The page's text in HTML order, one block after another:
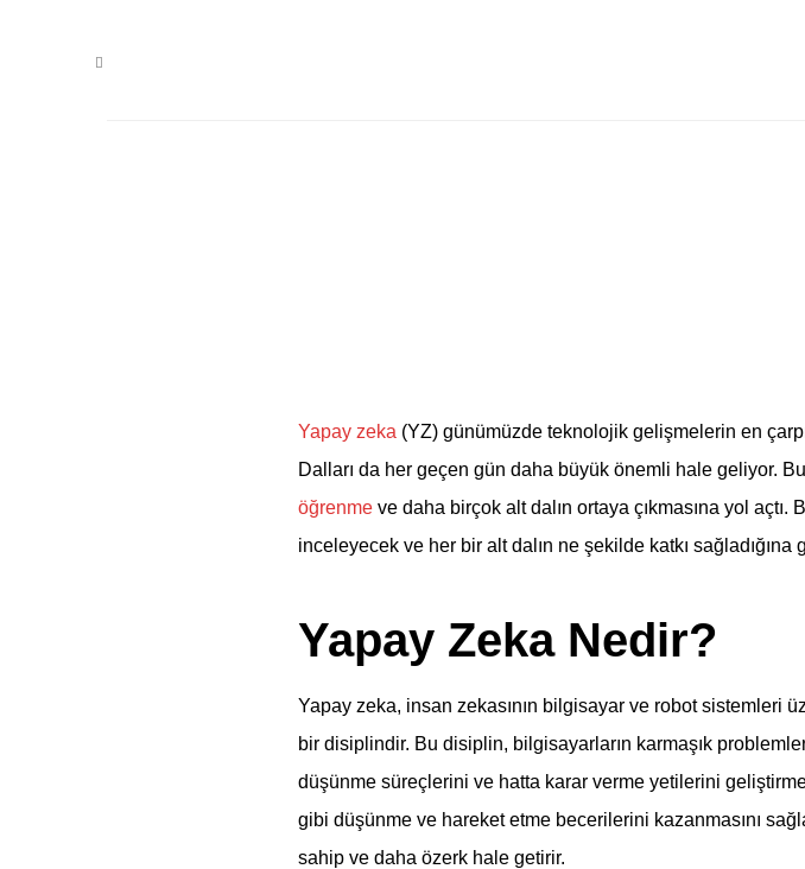
Yapay zeka (YZ) günümüzde teknolojik gelişmelerin en
Dalları da her geçen gün daha büyük önemli hale geliyor.
öğrenme ve daha birçok alt dalın ortaya çıkmasına yol açtı.
inceleyecek ve her bir alt dalın ne şekilde katkı sağladığına
Yapay Zeka Nedir?
Yapay zeka, insan zekasının bilgisayar ve robot sistemleri
bir disiplindir. Bu disiplin, bilgisayarların karmaşık
düşünme süreçlerini ve hatta karar verme yetilerini
gibi düşünme ve hareket etme becerilerini kazanmasını
sahip ve daha özerk hale getirir.